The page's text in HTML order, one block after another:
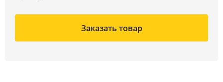
Заказать товар